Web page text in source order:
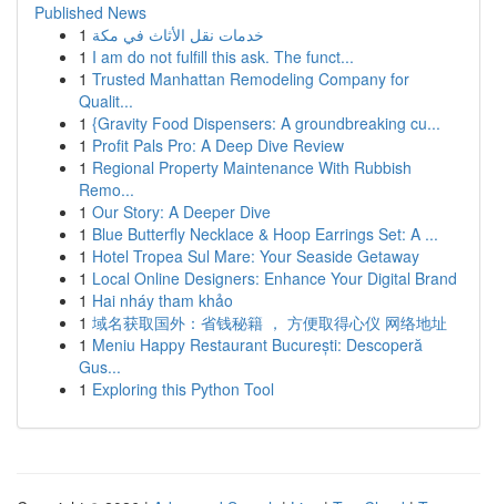
Published News
1 خدمات نقل الأثاث في مكة
1 I am do not fulfill this ask. The funct...
1 Trusted Manhattan Remodeling Company for
Qualit...
1 {Gravity Food Dispensers: A groundbreaking cu...
1 Profit Pals Pro: A Deep Dive Review
1 Regional Property Maintenance With Rubbish
Remo...
1 Our Story: A Deeper Dive
1 Blue Butterfly Necklace & Hoop Earrings Set: A ...
1 Hotel Tropea Sul Mare: Your Seaside Getaway
1 Local Online Designers: Enhance Your Digital Brand
1 Hai nháy tham khảo
1 域名获取国外：省钱秘籍 ， 方便取得心仪 网络地址
1 Meniu Happy Restaurant București: Descoperă
Gus...
1 Exploring this Python Tool